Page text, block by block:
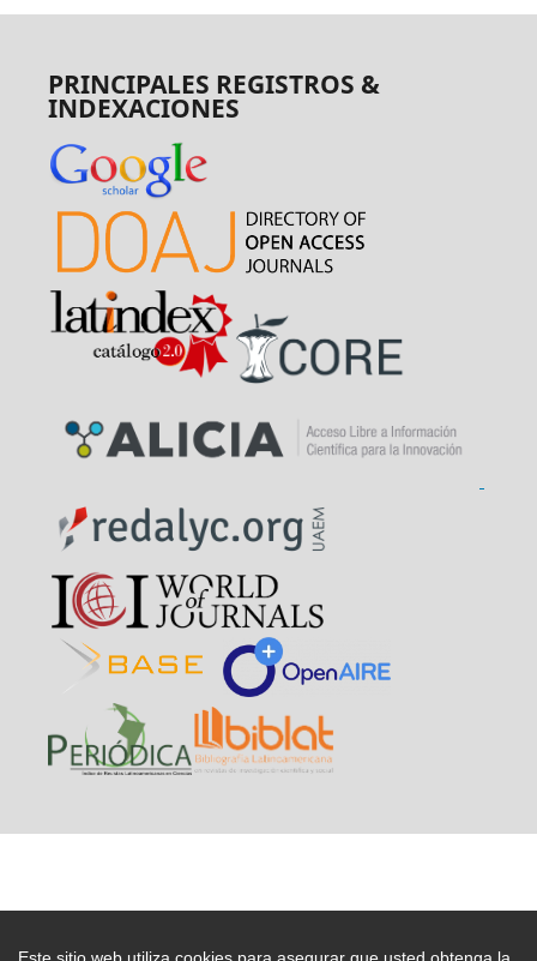
PRINCIPALES REGISTROS &
INDEXACIONES